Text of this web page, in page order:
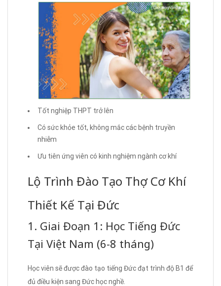
Tốt nghiệp THPT trở lên
Có sức khỏe tốt, không mắc các bệnh truyền
nhiễm
Ưu tiên ứng viên có kinh nghiệm ngành cơ khí
Lộ Trình Đào Tạo Thợ Cơ Khí
Thiết Kế Tại Đức
1. Giai Đoạn 1: Học Tiếng Đức
Tại Việt Nam (6-8 tháng)
Học viên sẽ được đào tạo tiếng Đức đạt trình độ B1 để
đủ điều kiện sang Đức học nghề.